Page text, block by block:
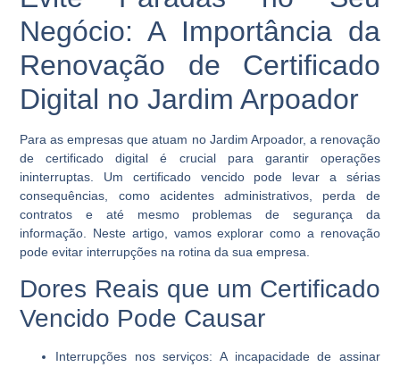
Negócio: A Importância da
Renovação de Certificado
Digital no Jardim Arpoador
Para as empresas que atuam no Jardim Arpoador, a renovação
de certificado digital é crucial para garantir operações
ininterruptas. Um certificado vencido pode levar a sérias
consequências, como acidentes administrativos, perda de
contratos e até mesmo problemas de segurança da
informação. Neste artigo, vamos explorar como a renovação
pode evitar interrupções na rotina da sua empresa.
Dores Reais que um Certificado
Vencido Pode Causar
Interrupções nos serviços: A incapacidade de assinar